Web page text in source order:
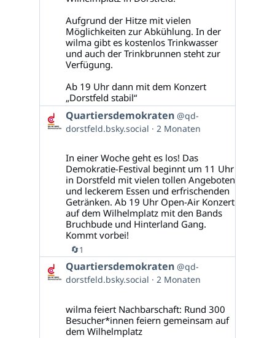
Aufgrund der Hitze mit vielen
Möglichkeiten zur Abkühlung. In der
wilma gibt es kostenlos Trinkwasser
und auch der Trinkbrunnen steht zur
Verfügung.
Ab 19 Uhr dann mit dem Konzert
„Dorstfeld stabil“
Beitrag
von
Quartiersdemokraten
Bluesky
ansehen
Quartiersdemokraten @qd-
dorstfeld.bsky.social
2 Monaten
In einer Woche geht es los! Das
Demokratie-Festival beginnt um 11 Uhr
in Dorstfeld mit vielen tollen Angeboten
und leckerem Essen und erfrischenden
Getränken. Ab 19 Uhr Open-Air Konzert
auf dem Wilhelmplatz mit den Bands
Bruchbude und Hinterland Gang.
Kommt vorbei!
🔄1
Beitrag
von
Quartiersdemokraten
Bluesky
ansehen
Quartiersdemokraten @qd-
dorstfeld.bsky.social
2 Monaten
wilma feiert Nachbarschaft: Rund 300
Besucher*innen feiern gemeinsam auf
dem Wilhelmplatz